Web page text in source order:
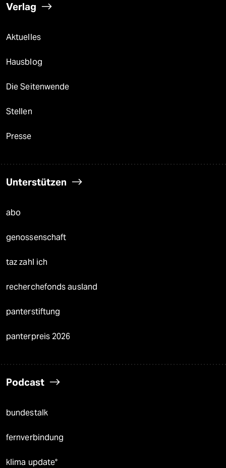
Verlag
Aktuelles
Hausblog
Die Seitenwende
Stellen
Presse
Unterstützen
abo
genossenschaft
taz zahl ich
recherchefonds ausland
panterstiftung
panterpreis 2026
Podcast
bundestalk
fernverbindung
klima update°